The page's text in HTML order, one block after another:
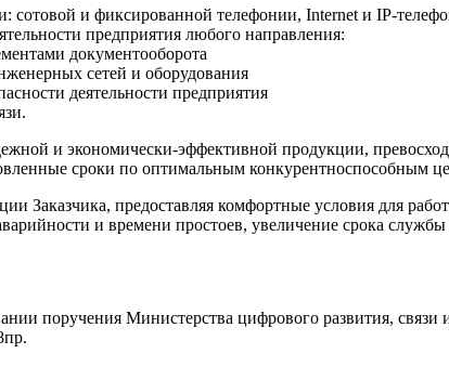
сотовой и фиксированной телефонии, Internet и IP-
предприятия любого направления:
документооборота
сетей и оборудования
деятельности предприятия
и экономически-эффективной продукции,
сроки по оптимальным конкурентноспособным
Заказчика, предоставляя комфортные условия для
и времени простоев, увеличение срока
поручения Министерства цифрового развития,